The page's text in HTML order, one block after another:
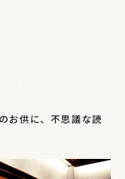
お供に、不思議な読